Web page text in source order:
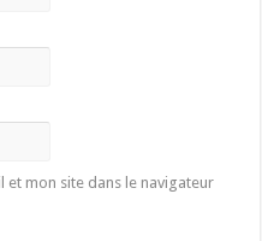
et mon site dans le navigateur